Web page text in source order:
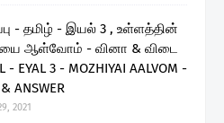
- தமிழ் - இயல் 3 , உள்ளத்தின்
ஆள்வோம் - வினா & விடை
- EYAL 3 - MOZHIYAI AALVOM -
ANSWER
2021